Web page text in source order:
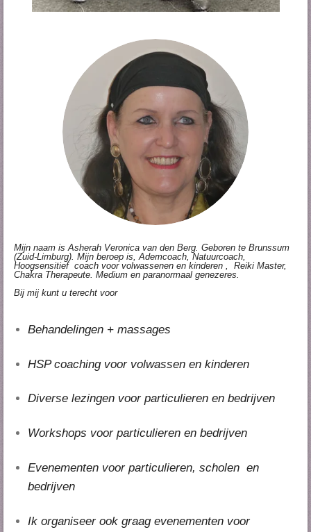
Mijn naam is Asherah Veronica van den Berg. Geboren te Brunssum
(Zuid-Limburg). Mijn beroep is, Ademcoach, Natuurcoach,
Hoogsensitief coach voor volwassenen en kinderen , Reiki Master,
Chakra Therapeute. Medium en paranormaal genezeres.
Bij mij kunt u terecht voor
Behandelingen + massages
HSP coaching voor volwassen en kinderen
Diverse lezingen voor particulieren en bedrijven
Workshops voor particulieren en bedrijven
Evenementen voor particulieren, scholen en
bedrijven
Ik organiseer ook graag evenementen voor